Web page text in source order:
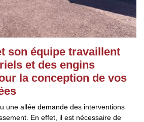
son équipe travaillent
et des engins
la conception de vos
une allée demande des interventions
En effet, il est nécessaire de